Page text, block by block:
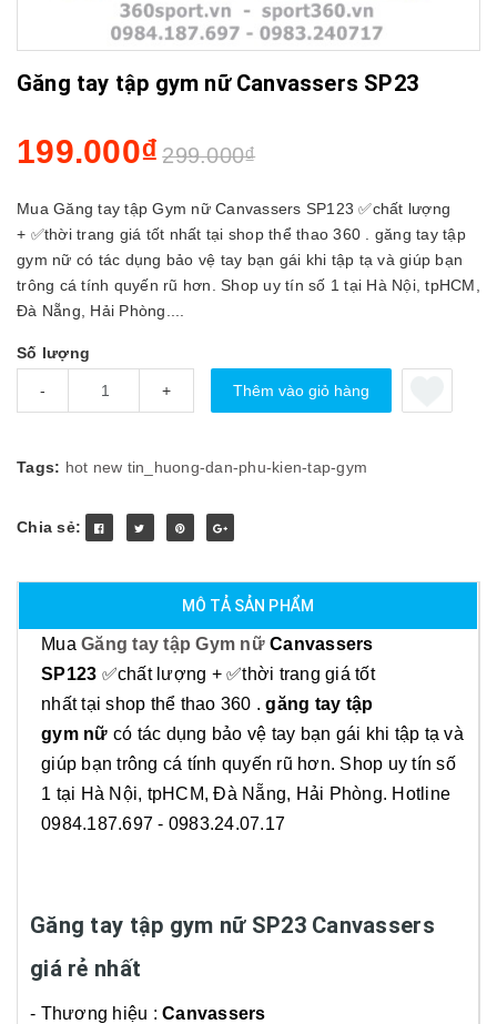
Găng tay tập gym nữ Canvassers SP23
199.000₫ 299.000₫
Mua Găng tay tập Gym nữ Canvassers SP123 ✅chất lượng
+ ✅thời trang giá tốt nhất tại shop thể thao 360 . găng tay tập
gym nữ có tác dụng bảo vệ tay bạn gái khi tập tạ và giúp bạn
trông cá tính quyến rũ hơn. Shop uy tín số 1 tại Hà Nội, tpHCM,
Đà Nẵng, Hải Phòng....
Số lượng
- + Thêm vào giỏ hàng
Tags: hot new tin_huong-dan-phu-kien-tap-gym
Chia sẻ:
MÔ TẢ SẢN PHẨM
Mua Găng tay tập Gym nữCanvassers
SP123 ✅chất lượng + ✅thời trang giá tốt
nhất tại shop thể thao 360 .găng tay tập
gymnữ có tác dụng bảo vệ tay bạn gái khi tập tạ và
giúp bạn trông cá tính quyến rũ hơn. Shop uy tín số
1 tại Hà Nội, tpHCM, Đà Nẵng, Hải Phòng. Hotline
0984.187.697 - 0983.24.07.17
Găng tay tập gym nữ SP23 Canvassers
giá rẻ nhất
- Thương hiệu :Canvassers